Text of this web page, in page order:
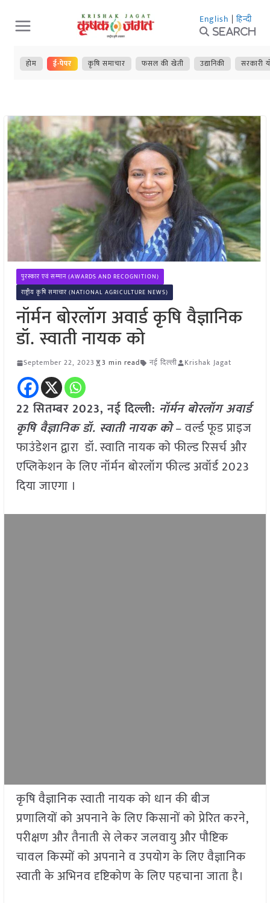
Skip
to
content
English | हिन्दी
Search
होम ई-पेपर कृषि समाचार फसल की खेती उद्यानिकी सरकारी
पुरस्कार एवं सम्मान (AWARDS AND RECOGNITION)
राष्ट्रीय कृषि समाचार (NATIONAL AGRICULTURE NEWS)
नॉर्मन बोरलॉग अवार्ड कृषि वैज्ञानिक
डॉ. स्वाती नायक को
September 22, 2023 3 min read नई दिल्ली Krishak Jagat
22 सितम्बर 2023, नई दिल्ली: नॉर्मन बोरलॉग अवार्ड
कृषि वैज्ञानिक डॉ. स्वाती नायक को– वर्ल्ड फूड प्राइज
फाउंडेशन द्वारा डॉ. स्वाति नायक को फील्ड रिसर्च और
एप्लिकेशन के लिए नॉर्मन बोरलॉग फील्ड अवॉर्ड 2023
दिया जाएगा ।
कृषि वैज्ञानिक स्वाती नायक को धान की बीज
प्रणालियों को अपनाने के लिए किसानों को प्रेरित करने,
परीक्षण और तैनाती से लेकर जलवायु और पौष्टिक
चावल किस्मों को अपनाने व उपयोग के लिए वैज्ञानिक
स्वाती के अभिनव दृष्टिकोण के लिए पहचाना जाता है।